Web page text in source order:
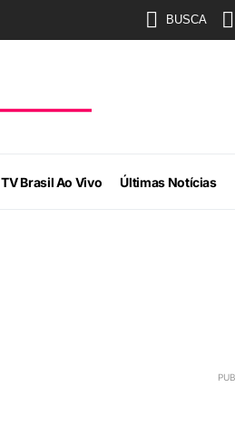
BUSCA
TV Brasil Ao Vivo Últimas Notícias